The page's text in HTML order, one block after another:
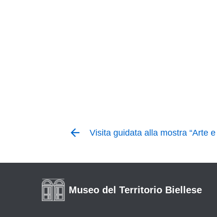
Visita guidata alla mostra “Arte
Museo del Territorio Biellese